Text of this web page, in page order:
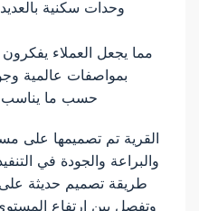
وحدات سكنية
مما يجعل العملاء
بمواصفات عالمية
حسب ما
والبراعة والجودة في
طريقة تصميم حديثة
وتفصل بين ارتفاع